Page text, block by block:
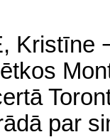
Kristīne
par